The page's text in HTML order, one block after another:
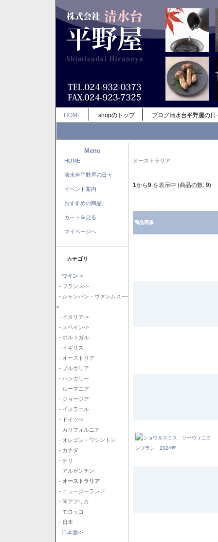
HOME shopのトップ ブログ清水台平野屋の日
Menu
HOME
清水台平野屋の日々
イベント案内
おすすめの商品
カートを見る
マイページへ
カテゴリ
ワイン->
- フランス->
- シャンパン・ヴァンムスー-
>
- イタリア->
- スペイン->
- ポルトガル
- イギリス
- オーストリア
- ブルガリア
- ハンガリー
- ルーマニア
- ジョージア
- イスラエル
- ドイツ->
- カリフォルニア
- オレゴン・ワシントン
- カナダ
- チリ
- アルゼンチン
- オーストラリア
- ニュージーランド
- 南アフリカ
- モロッコ
- 日本
日本酒->
オーストラリア
1から9 を表示中 (商品の数: 9)
商品画像